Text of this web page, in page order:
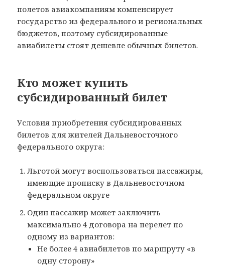
полетов авиакомпаниям компенсирует
государство из федерального и региональных
бюджетов, поэтому субсидированные
авиабилеты стоят дешевле обычных билетов.
Кто может купить
субсидированный билет
Условия приобретения субсидированных
билетов для жителей Дальневосточного
федерального округа:
Льготой могут воспользоваться пассажиры,
имеющие прописку в Дальневосточном
федеральном округе
Один пассажир может заключить
максимально 4 договора на перелет по
одному из вариантов:
Не более 4 авиабилетов по маршруту «в
одну сторону»